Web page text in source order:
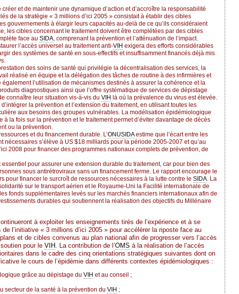
et de maintenir une dynamique d’action et d’accroître la responsabilité
de la stratégie « 3 millions d’ici 2005 » consistait à établir des cibles
gouvernements à élargir leurs capacités au-delà de ce qu’ils considéraient
les cibles concernant le traitement doivent être complétées par des cibles
face au SIDA, comprenant la prévention et l’atténuation de l’impact.
l’accès universel au traitement anti-VIH exigera des efforts considérables
des systèmes de santé en sous-effectifs et insuffisamment financés déjà mis
des soins de santé qui privilégie la décentralisation des services, la
réalisé en équipe et la délégation des tâches de routine à des infirmières et
l’utilisation de mécanismes destinés à assurer la cohérence et la
diagnostiques ainsi que l’offre systématique de services de dépistage
connaître leur situation vis-à-vis du VIH là où la prévalence du virus est élevée.
la prévention et l’extension du traitement, en utilisant toutes les
aux besoins des groupes vulnérables. La modélisation épidémiologique
la fois sur la prévention et le traitement permet d’éviter davantage de décès
ou la prévention.
et du financement durable. L’ONUSIDAestime que l’écart entre les
s’élève à US $18 milliards pour la période 2005-2007 et qu’au
2008 pour financer des programmes nationaux complets de prévention, de
pour assurer une extension durable du traitement, car pour bien des
sous antirétroviraux sans un financement ferme. Le rapport encourage le
pour financer le surcroît de ressources nécessaires à la lutte contre le SIDA. La
sur le transport aérien et le Royaume-Uni la Facilité internationale de
fonds supplémentaires levés sur les marchés financiers internationaux afin de
durables qui soutiennent la réalisation des objectifs du Millénaire
à exploiter les enseignements tirés de l’expérience et à se
l’initiative « 3 millions d’ici 2005 » pour accélérer la riposte face au
et de cibles convenus au plan national afin de progresser vers l’accès
pour le VIH. La contribution de l’OMS à la réalisation de l’accès
dans le cadre des cinq orientations stratégiques suivantes dont on
le cours de l’épidémie dans différents contextes épidémiologiques :
grâce au dépistage du VIH et au conseil ;
secteur de la santé à la prévention du VIH ;